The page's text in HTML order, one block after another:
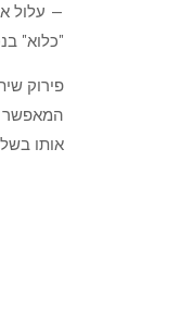
— עלול
"כלוא"
פירוק
המאפשר
אותו